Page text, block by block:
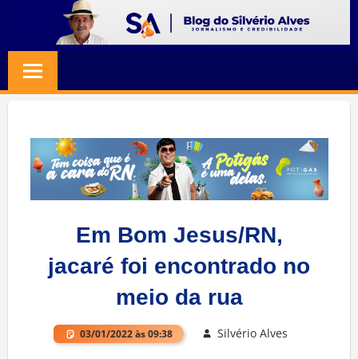
content
SILVERIO
ALVES
Jornalismo
Credibilidade
Em Bom Jesus/RN,
jacaré foi encontrado no
meio da rua
03/01/2022 às 09:38 Silvério Alves